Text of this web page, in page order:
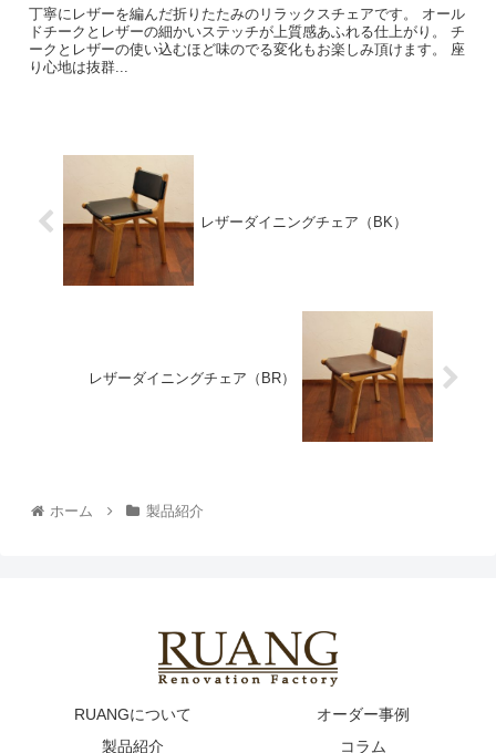
丁寧にレザーを編んだ折りたたみのリラックスチェアです。 オール
ドチークとレザーの細かいステッチが上質感あふれる仕上がり。 チ
ークとレザーの使い込むほど味のでる変化もお楽しみ頂けます。 座
り心地は抜群...
レザーダイニングチェア（BK）
レザーダイニングチェア（BR）
ホーム 製品紹介
RUANGについて
オーダー事例
製品紹介
コラム